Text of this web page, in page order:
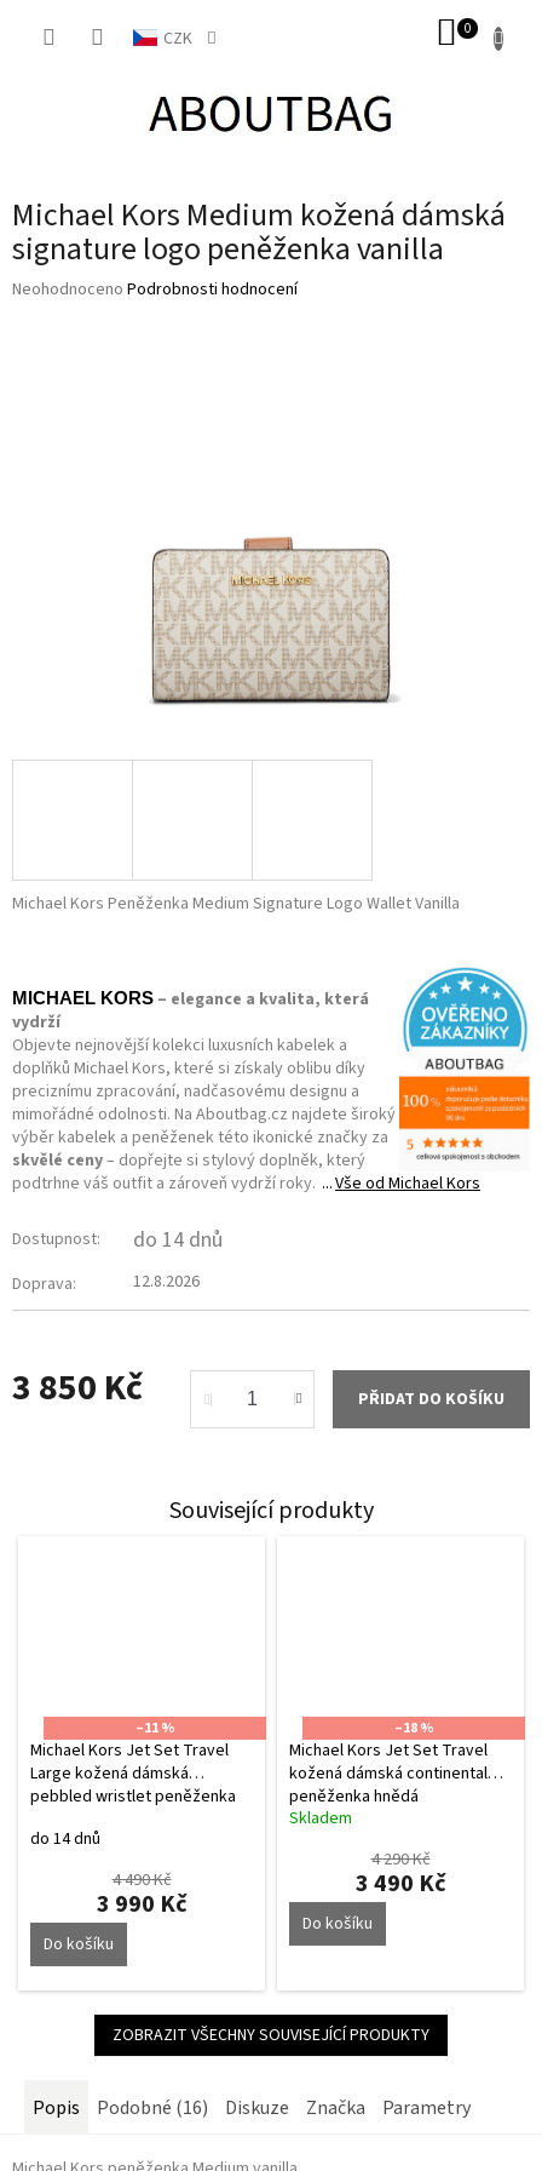
CZK
Michael Kors Medium kožená dámská
signature logo peněženka vanilla
Průměrné
Neohodnoceno Podrobnosti hodnocení
Michael Kors Peněženka Medium Signature Logo Wallet Vanilla
3 850 Kč PŘIDAT DO KOŠÍKU
MICHAEL KORS – elegance a kvalita, která
vydrží
Objevte nejnovější kolekci luxusních kabelek a
doplňků Michael Kors, které si získaly oblibu díky
preciznímu zpracování, nadčasovému designu a
mimořádné odolnosti. Na Aboutbag.cz najdete široký
výběr kabelek a peněženek této ikonické značky za
skvělé ceny– dopřejte si stylový doplněk, který
podtrhne váš outfit a zároveň vydrží roky.
Vše odMichael Kors
Dostupnost: do 14 dnů
Doprava: 12.8.2026
Související produkty
–11 %
Michael Kors Jet Set Travel
Large kožená dámská
pebbled wristlet peněženka
do 14 dnů
4 490 Kč
3 990 Kč
Do košíku
–18 %
Michael Kors Jet Set Travel
kožená dámská continental
peněženka hnědá
Průměrné
5,0
Skladem
4 290 Kč
3 490 Kč
Do košíku
ZOBRAZIT VŠECHNY SOUVISEJÍCÍ PRODUKTY
Popis Podobné (16) Diskuze Značka Parametry